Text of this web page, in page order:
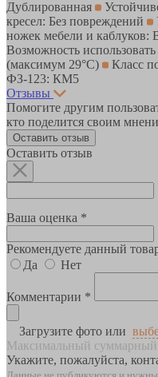
Дублированная
кресел: Без повреждений
ножек мебели и каблуков:
Возможность
(максимум 29°C)
Класс
ФЗ-123: КМ5
Отзывы
Помогите другим
кто поделится своим
Оставить отзыв
Оставить отзыв
Ваша оценка *
Рекомендуете данный
Да
Нет
Комментарии *
Загрузите фото или
Максимальный суммарный
Укажите, пожалуйста,